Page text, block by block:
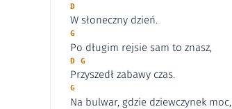
D
W słoneczny dzień.
G
Po długim rejsie sam to znasz,
D G
Przyszedł zabawy czas.
G
Na bulwar, gdzie dziewczynek moc,